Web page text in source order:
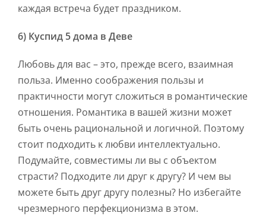
каждая встреча будет праздником.
6) Куспид 5 дома в Деве
Любовь для вас – это, прежде всего, взаимная
польза. Именно соображения пользы и
практичности могут сложиться в романтические
отношения. Романтика в вашей жизни может
быть очень рациональной и логичной. Поэтому
стоит подходить к любви интеллектуально.
Подумайте, совместимы ли вы с объектом
страсти? Подходите ли друг к другу? И чем вы
можете быть друг другу полезны? Но избегайте
чрезмерного перфекционизма в этом.